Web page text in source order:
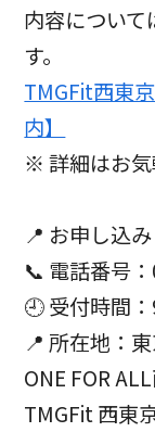
内容につい
す。
TMGFit西東
内】
※ 詳細はお気
📍 お申し込
📞 電話番号
🕘 受付時間
📍 所在地：
ONE FOR
TMGFit 西東